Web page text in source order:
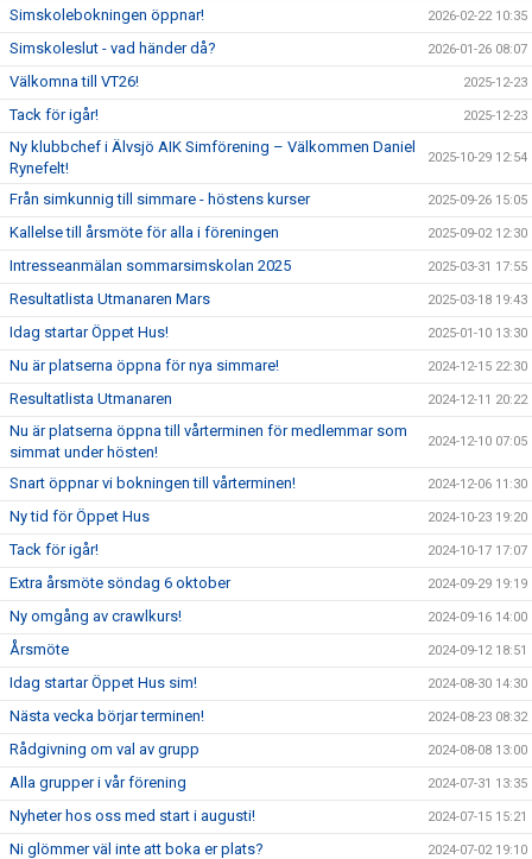
Simskolebokningen öppnar! 2026-02-22 10:35
Simskoleslut - vad händer då? 2026-01-26 08:07
Välkomna till VT26! 2025-12-23
Tack för igår! 2025-12-23
Ny klubbchef i Älvsjö AIK Simförening – Välkommen Daniel
Rynefelt!
2025-10-29 12:54
Från simkunnig till simmare - höstens kurser 2025-09-26 15:05
Kallelse till årsmöte för alla i föreningen 2025-09-02 12:30
Intresseanmälan sommarsimskolan 2025 2025-03-31 17:55
Resultatlista Utmanaren Mars 2025-03-18 19:43
Idag startar Öppet Hus! 2025-01-10 13:30
Nu är platserna öppna för nya simmare! 2024-12-15 22:30
Resultatlista Utmanaren 2024-12-11 20:22
Nu är platserna öppna till vårterminen för medlemmar som
simmat under hösten!
2024-12-10 07:05
Snart öppnar vi bokningen till vårterminen! 2024-12-06 11:30
Ny tid för Öppet Hus 2024-10-23 19:20
Tack för igår! 2024-10-17 17:07
Extra årsmöte söndag 6 oktober 2024-09-29 19:19
Ny omgång av crawlkurs! 2024-09-16 14:00
Årsmöte 2024-09-12 18:51
Idag startar Öppet Hus sim! 2024-08-30 14:30
Nästa vecka börjar terminen! 2024-08-23 08:32
Rådgivning om val av grupp 2024-08-08 13:00
Alla grupper i vår förening 2024-07-31 13:35
Nyheter hos oss med start i augusti! 2024-07-15 15:21
Ni glömmer väl inte att boka er plats? 2024-07-02 19:10